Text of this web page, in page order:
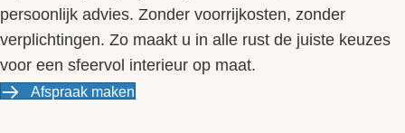
persoonlijk advies. Zonder voorrijkosten, zonder
verplichtingen. Zo maakt u in alle rust de juiste keuzes
voor een sfeervol interieur op maat.
Afspraak maken